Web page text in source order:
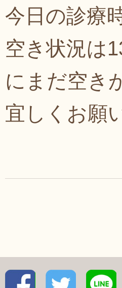
今日の診療
空き状況は
にまだ空き
宜しくお願